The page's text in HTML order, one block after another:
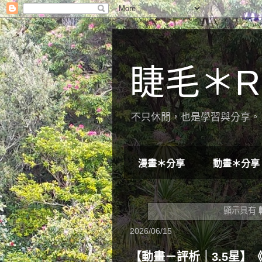
睫毛＊
不只休閒，也是學習與分享
漫畫＊分享 動畫＊分享
顯示具有
2026/06/15
【動畫－評析｜3.5星】